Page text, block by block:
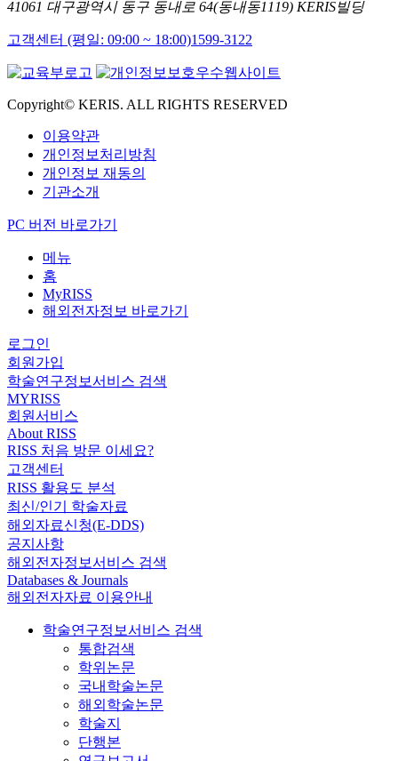
41061 대구광역시 동구 동내로 64(동내동1119) KERIS빌딩
고객센터 (평일: 09:00 ~ 18:00)1599-3122
Copyright© KERIS. ALL RIGHTS RESERVED
이용약관
개인정보처리방침
개인정보 재동의
기관소개
PC 버전 바로가기
메뉴
홈
MyRISS
해외전자정보 바로가기
로그인
회원가입
학술연구정보서비스 검색
MYRISS
회원서비스
About RISS
RISS 처음 방문 이세요?
고객센터
RISS 활용도 분석
최신/인기 학술자료
해외자료신청(E-DDS)
공지사항
해외전자정보서비스 검색
Databases & Journals
해외전자자료 이용안내
학술연구정보서비스 검색
통합검색
학위논문
국내학술논문
해외학술논문
학술지
단행본